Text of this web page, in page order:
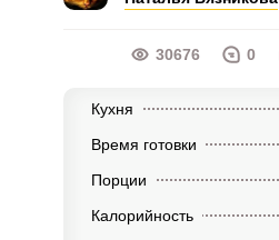
30676 0
Кухня
Время готовки
Порции
Калорийность